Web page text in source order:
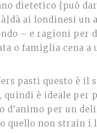
dietetico {può
ai londinesi un
– e ragioni per
o famiglia cena a
pasti questo è il
quindi è ideale per
d’animo per un
quello non strain i